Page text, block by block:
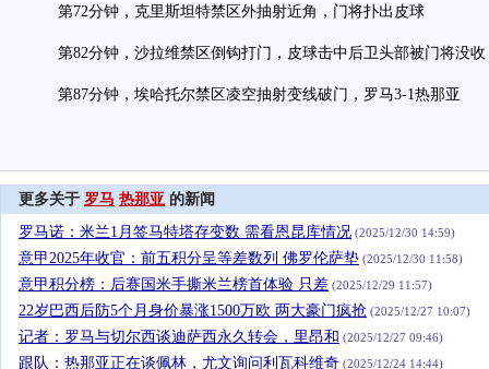
第72分钟，克里斯坦特禁区外抽射近角，门将扑出皮球
第82分钟，沙拉维禁区倒钩打门，皮球击中后卫头部被门将没收
第87分钟，埃哈托尔禁区凌空抽射变线破门，罗马3-1热那亚
更多关于 罗马 热那亚 的新闻
罗马诺：米兰1月签马特塔存变数 需看恩昆库情况 (2025/12/30 14:59)
意甲2025年收官：前五积分呈等差数列 佛罗伦萨垫 (2025/12/30 11:58)
意甲积分榜：后赛国米手撕米兰榜首体验 只差 (2025/12/29 11:57)
22岁巴西后防5个月身价暴涨1500万欧 两大豪门疯抢 (2025/12/27 10:07)
记者：罗马与切尔西谈迪萨西永久转会，里昂和 (2025/12/27 09:46)
跟队：热那亚正在谈佩林，尤文询问利瓦科维奇 (2025/12/24 14:44)